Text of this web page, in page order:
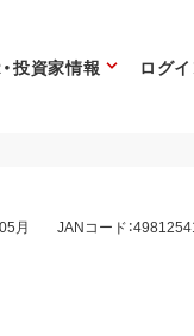
投資家情報 ログ
月 JANコード：